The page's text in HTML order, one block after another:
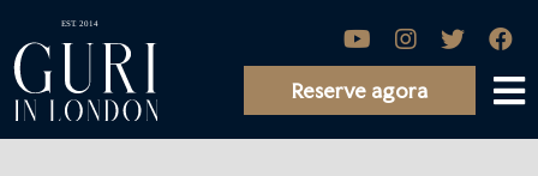
Reserve agora